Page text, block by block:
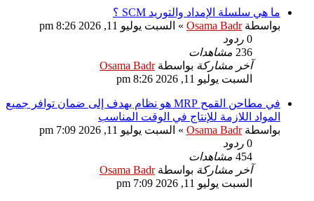
ما هي سلسلة الإمداد والتوريد SCM ؟
بواسطةOsama Badr
» السبت يوليو 11, 2026 8:26 pm
0 ردود
236 مشاهدات
آخر مشاركة بواسطةOsama Badr
السبت يوليو 11, 2026 8:26 pm
في مطاحن القمح MRP هو نظام يهدف إلى ضمان توافر جميع
المواد اللازمة للإنتاج في الوقت المناسب
بواسطةOsama Badr
» السبت يوليو 11, 2026 7:09 pm
0 ردود
454 مشاهدات
آخر مشاركة بواسطةOsama Badr
السبت يوليو 11, 2026 7:09 pm